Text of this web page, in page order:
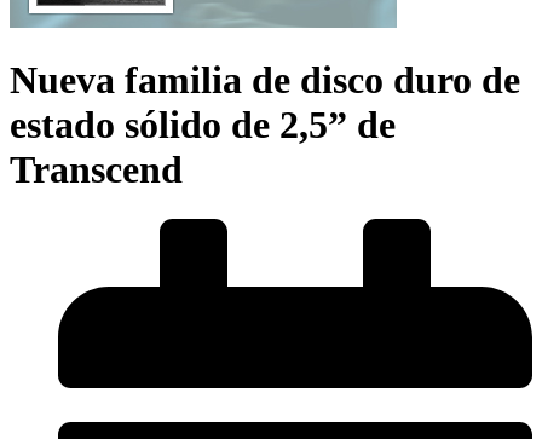
Nueva familia de disco duro de
estado sólido de 2,5” de
Transcend